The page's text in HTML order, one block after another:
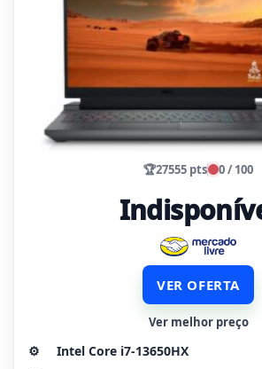
🏆27555 pts 0 / 100
VER OFERTA
Ver melhor preço
⚙️
Intel Core i7-13650HX